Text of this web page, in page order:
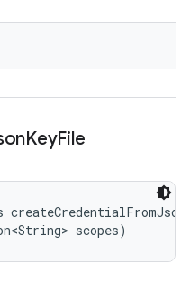
KeyFile
scopes)